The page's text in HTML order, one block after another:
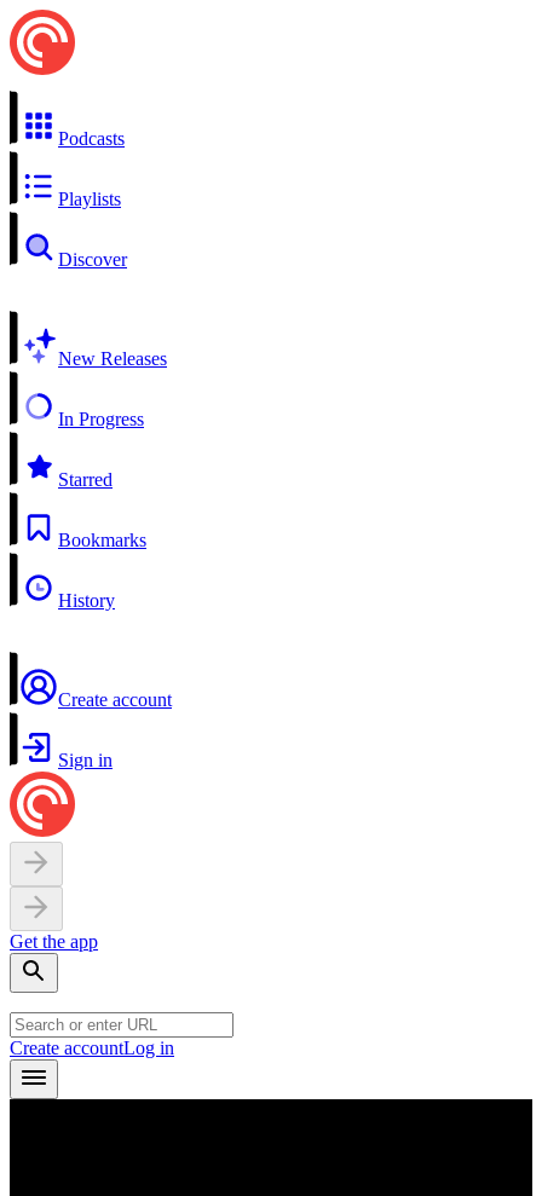
Podcasts
Playlists
Discover
New Releases
In Progress
Starred
Bookmarks
History
Create account
Sign in
Get the app
Create accountLog in